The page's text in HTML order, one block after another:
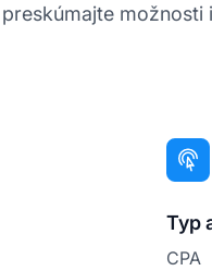
možnosti
Typ
CPA